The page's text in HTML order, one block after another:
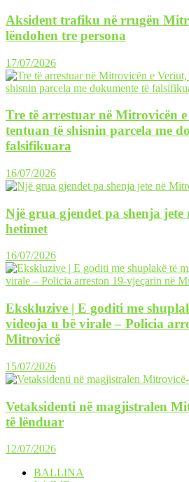
Aksident trafiku në rrugën
lëndohen tre persona
17/07/2026
Tre të arrestuar në Mitrovicën
tentuan të shisnin parcela me
falsifikuara
16/07/2026
Një grua gjendet pa shenja
hetimet
16/07/2026
Ekskluzive | E goditi me
videoja u bë virale – Policia
Mitrovicë
15/07/2026
Vetaksidenti në magjistralen
të lënduar
12/07/2026
BALLINA